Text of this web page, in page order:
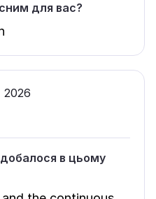
для вас?
2026
в цьому